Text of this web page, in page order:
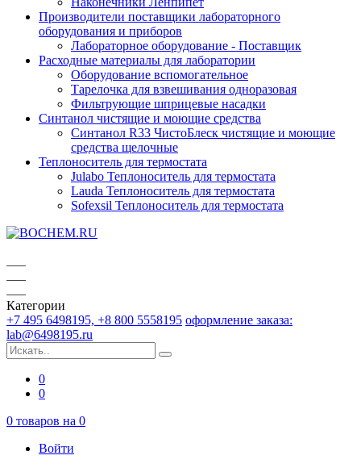
Производители поставщики лабораторного
оборудования и приборов
Лабораторное оборудование - Поставщик
Расходные материалы для лаборатории
Оборудование вспомогательное
Тарелочка для взвешивания одноразовая
Фильтрующие шприцевые насадки
Синтанол чистящие и моющие средства
Синтанол R33 ЧистоБлеск чистящие и моющие
средства щелочные
Теплоноситель для термостата
Julabo Теплоноситель для термостата
Lauda Теплоноситель для термостата
Sofexsil Теплоноситель для термостата
Категории
+7 495 6498195, +8 800 5558195 оформление заказа:
lab@6498195.ru
0
0
0 товаров на 0
Войти